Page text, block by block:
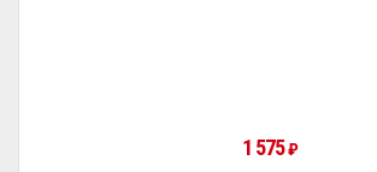
1 575₽